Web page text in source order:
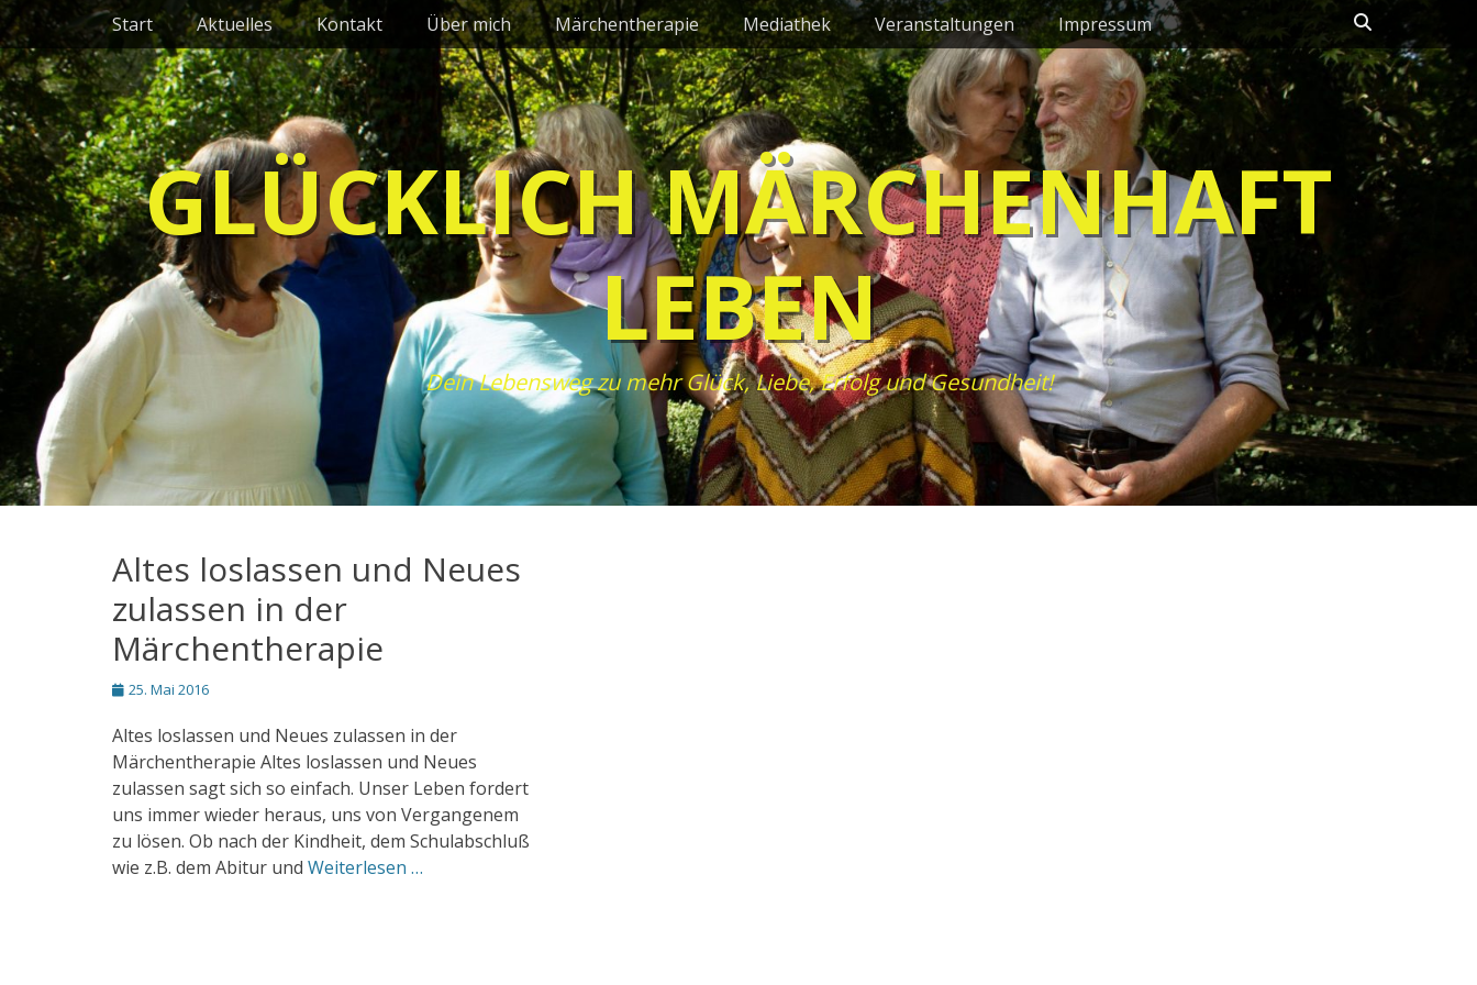
Zum
Inhalt
springen
Primäres Menü
Start Aktuelles Kontakt Über mich Märchentherapie Mediathek Veranstaltungen Impressum
GLÜCKLICH MÄRCHENHAFT
LEBEN
Dein Lebensweg zu mehr Glück, Liebe, Erfolg und Gesundheit!
Altes loslassen und Neues
zulassen in der
Märchentherapie
Posted
25. Mai 2016
Altes loslassen und Neues zulassen in der
Märchentherapie Altes loslassen und Neues
zulassen sagt sich so einfach. Unser Leben fordert
uns immer wieder heraus, uns von Vergangenem
zu lösen. Ob nach der Kindheit, dem Schulabschluß
wie z.B. dem Abitur und Weiterlesen …